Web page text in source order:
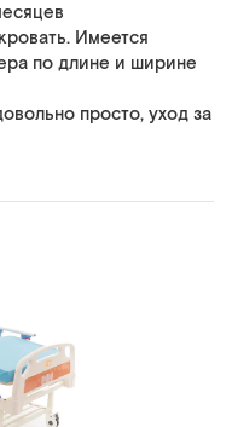
Имеется
по длине и ширине
просто, уход за